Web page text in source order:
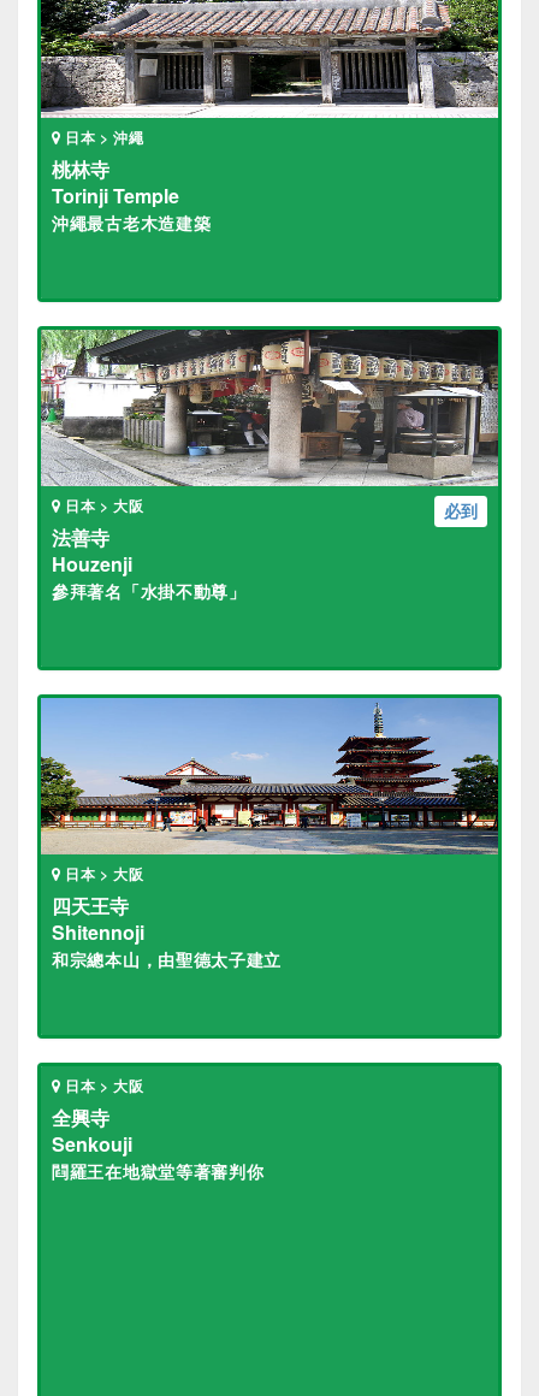
日本 > 沖繩
桃林寺
Torinji Temple
沖繩最古老木造建築
必到
日本 > 大阪
法善寺
Houzenji
參拜著名「水掛不動尊」
日本 > 大阪
四天王寺
Shitennoji
和宗總本山，由聖德太子建立
日本 > 大阪
全興寺
Senkouji
閰羅王在地獄堂等著審判你